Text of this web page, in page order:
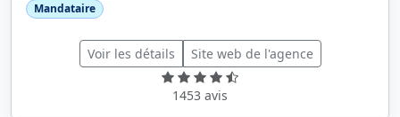
Mandataire
Voir les détails Site web de l'agence
1453 avis